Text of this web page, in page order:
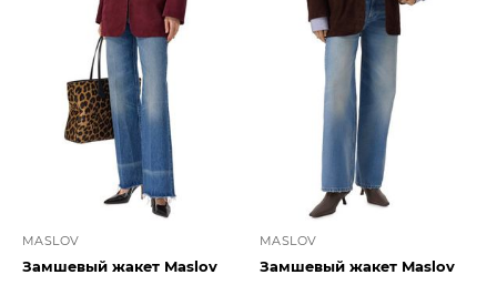
MASLOV
Замшевый жакет Maslov
MASLOV
Замшевый жакет Maslov